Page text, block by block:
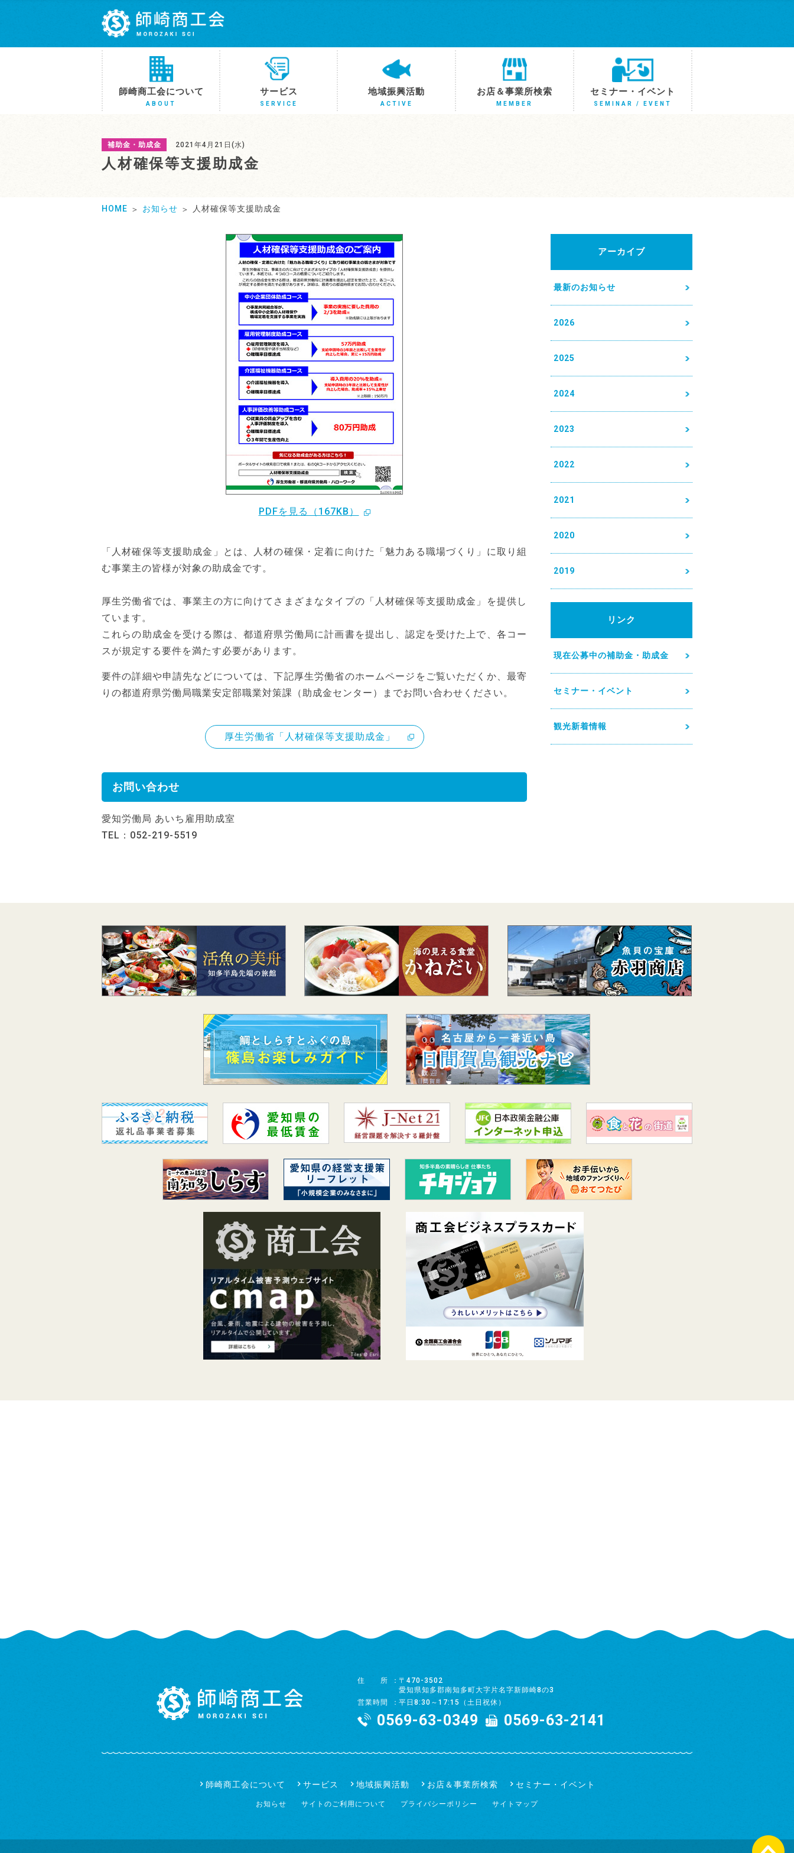
師崎商工会について
ABOUT
サービス
SERVICE
地域振興活動
ACTIVE
お店＆事業所検索
MEMBER
セミナー・イベント
SEMINAR / EVENT
補助金・助成金 2021年4月21日(水)
人材確保等支援助成金
HOME お知らせ 人材確保等支援助成金
PDFを見る（167KB）
「人材確保等支援助成金」とは、人材の確保・定着に向けた「魅力ある職場づくり」に取り組
む事業主の皆様が対象の助成金です。
厚生労働省では、事業主の方に向けてさまざまなタイプの「人材確保等支援助成金」を提供し
ています。
これらの助成金を受ける際は、都道府県労働局に計画書を提出し、認定を受けた上で、各コー
スが規定する要件を満たす必要があります。
要件の詳細や申請先などについては、下記厚生労働省のホームページをご覧いただくか、最寄
りの都道府県労働局職業安定部職業対策課（助成金センター）までお問い合わせください。
厚生労働省「人材確保等支援助成金」
お問い合わせ
愛知労働局 あいち雇用助成室
TEL：052-219-5519
アーカイブ
最新のお知らせ
2026
2025
2024
2023
2022
2021
2020
2019
リンク
現在公募中の補助金・助成金
セミナー・イベント
観光新着情報
住所
〒470-3502
愛知県知多郡南知多町大字片名字新師崎8の3
営業時間
平日8:30～17:15（土日祝休）
0569-63-0349 0569-63-2141
師崎商工会について サービス 地域振興活動 お店＆事業所検索 セミナー・イベント
お知らせ サイトのご利用について プライバシーポリシー サイトマップ